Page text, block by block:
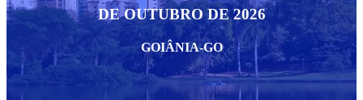
DE OUTUBRO DE 2026
GOIÂNIA-GO